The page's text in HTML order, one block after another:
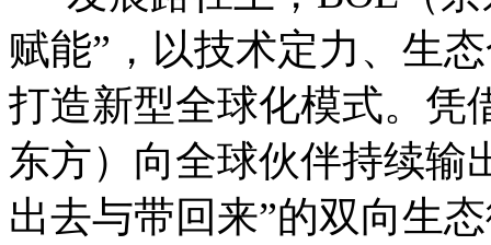
赋能”，以技术定力、生
打造新型全球化模式。凭
东方）向全球伙伴持续输
出去与带回来”的双向生